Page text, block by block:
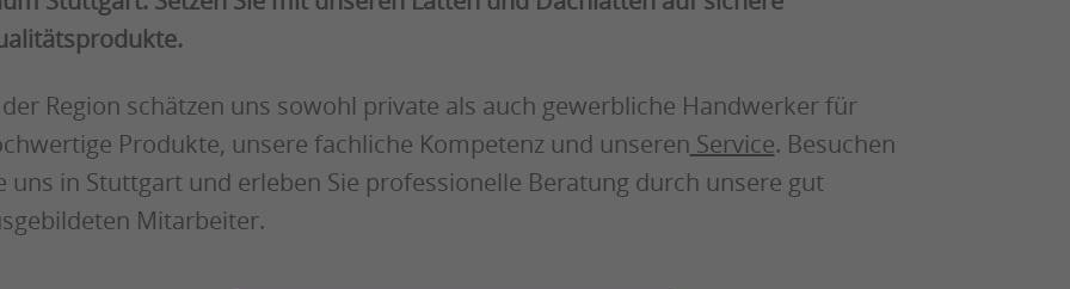
Region schätzen uns sowohl private als auch gewerbliche Handwerker für
Produkte, unsere fachliche Kompetenz und unseren Service. Besuchen
uns in Stuttgart und erleben Sie professionelle Beratung durch unsere gut
Mitarbeiter.